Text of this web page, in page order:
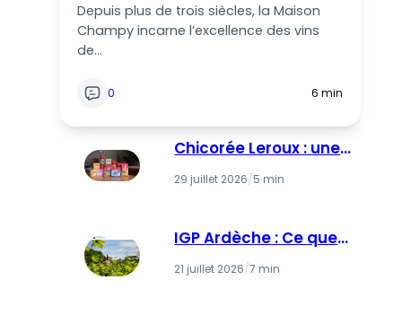
Depuis plus de trois siècles, la Maison
Champy incarne l’excellence des vins
de…
0 6 min
Chicorée Leroux : une
gourmande et
29 juillet 2026/5 min
IGP Ardèche : Ce que
racontent vraiment
21 juillet 2026/7 min